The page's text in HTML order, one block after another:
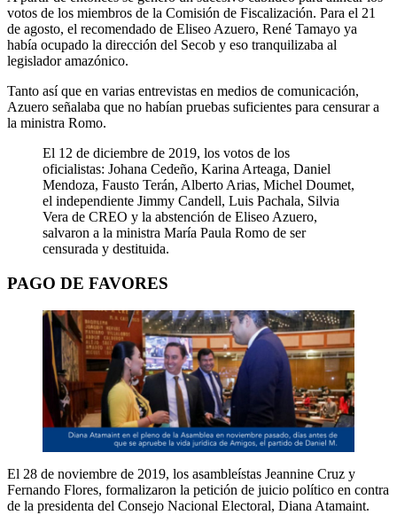
votos de los miembros de la Comisión de Fiscalización. Para el 21
de agosto, el recomendado de Eliseo Azuero, René Tamayo ya
había ocupado la dirección del Secob y eso tranquilizaba al
legislador amazónico.
Tanto así que en varias entrevistas en medios de comunicación,
Azuero señalaba que no habían pruebas suficientes para censurar a
la ministra Romo.
El 12 de diciembre de 2019, los votos de los
oficialistas: Johana Cedeño, Karina Arteaga, Daniel
Mendoza, Fausto Terán, Alberto Arias, Michel Doumet,
el independiente Jimmy Candell, Luis Pachala, Silvia
Vera de CREO y la abstención de Eliseo Azuero,
salvaron a la ministra María Paula Romo de ser
censurada y destituida.
PAGO DE FAVORES
El 28 de noviembre de 2019, los asambleístas Jeannine Cruz y
Fernando Flores, formalizaron la petición de juicio político en contra
de la presidenta del Consejo Nacional Electoral, Diana Atamaint.